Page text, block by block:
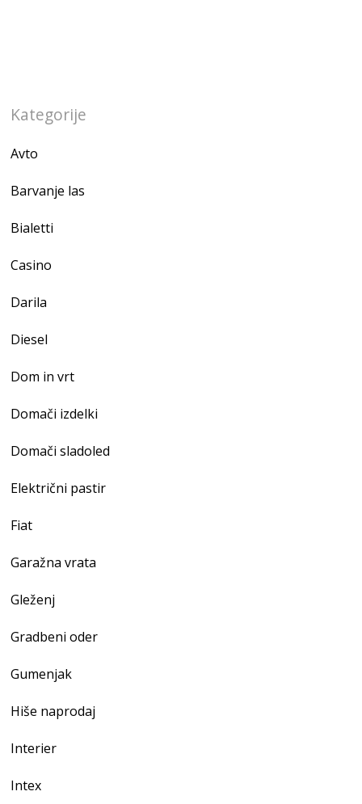
Kategorije
Avto
Barvanje las
Bialetti
Casino
Darila
Diesel
Dom in vrt
Domači izdelki
Domači sladoled
Električni pastir
Fiat
Garažna vrata
Gleženj
Gradbeni oder
Gumenjak
Hiše naprodaj
Interier
Intex